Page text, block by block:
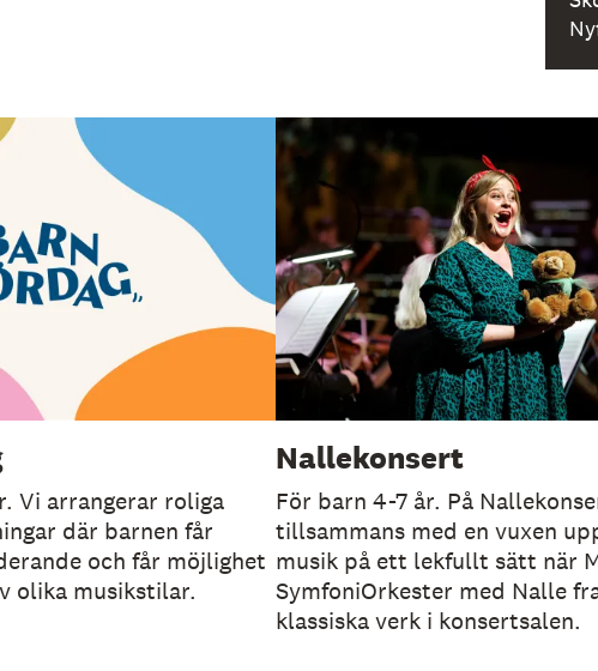
Vi arrangerar roliga
där barnen får
och får möjlighet
olika musikstilar.
Nallekonsert
För barn 4-7 år. På
tillsammans med en vuxen
musik på ett lekfullt sätt när
SymfoniOrkester med Nalle
klassiska verk i konsertsalen.